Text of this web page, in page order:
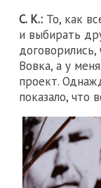
С. К.: То, как
и выбирать
Вовка, а у
проект.
показало, что